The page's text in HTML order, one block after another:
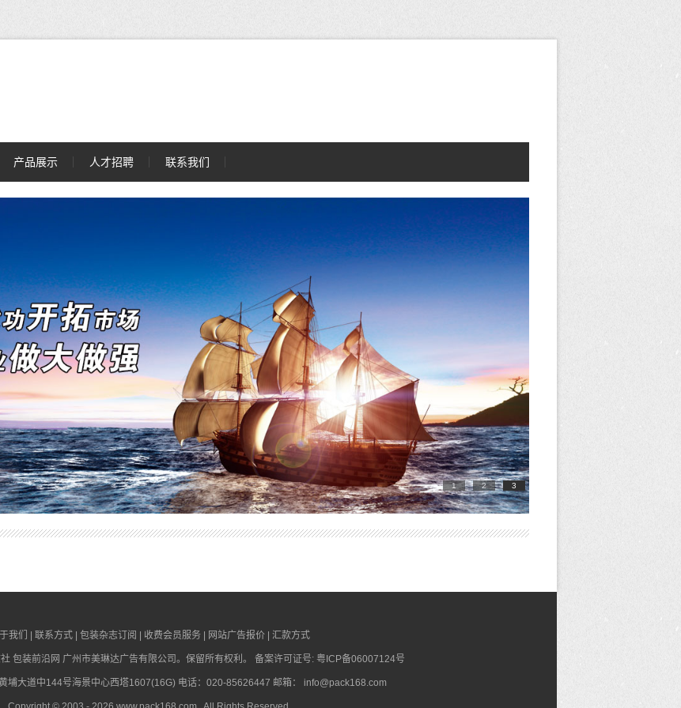
产品展示 人才招聘 联系我们
1 2 3
我们 联系方式| 包装杂志订阅 收费会员服务| 网站广告报价| 汇款方式
包装前沿网 广州市美琳达广告有限公司。保留所有权利。 备案许可证号: 粤ICP备06007124号
埔大道中144号海景中心西塔1607(16G) 电话：020-85626447 邮箱： info@pack168.com